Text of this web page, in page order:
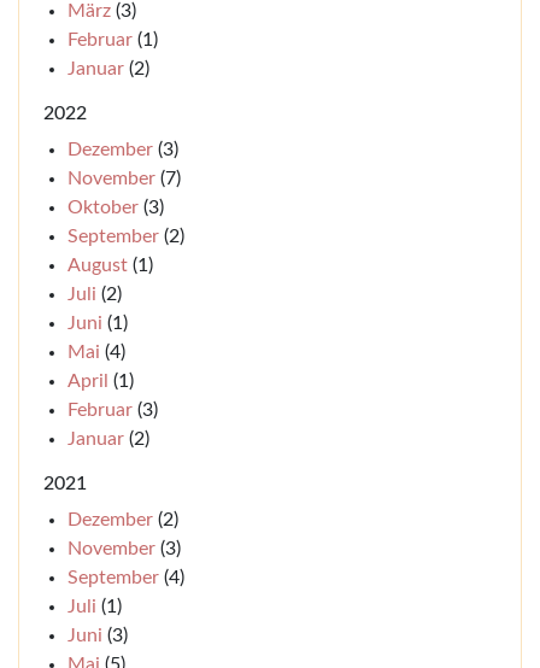
März (3)
Februar (1)
Januar (2)
2022
Dezember (3)
November (7)
Oktober (3)
September (2)
August (1)
Juli (2)
Juni (1)
Mai (4)
April (1)
Februar (3)
Januar (2)
2021
Dezember (2)
November (3)
September (4)
Juli (1)
Juni (3)